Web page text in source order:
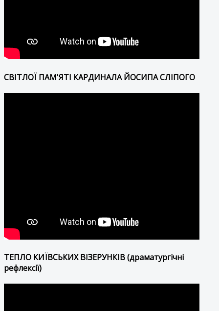
СВІТЛОЇ ПАМ'ЯТІ КАРДИНАЛА ЙОСИПА СЛІПОГО
ТЕПЛО КИЇВСЬКИХ ВІЗЕРУНКІВ (драматургічні
рефлексії)